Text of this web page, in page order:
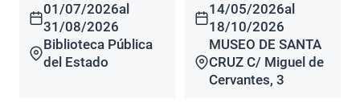
01/07/2026al
31/08/2026
Biblioteca Pública
del Estado
14/05/2026al
18/10/2026
MUSEO DE SANTA
CRUZ C/ Miguel de
Cervantes, 3